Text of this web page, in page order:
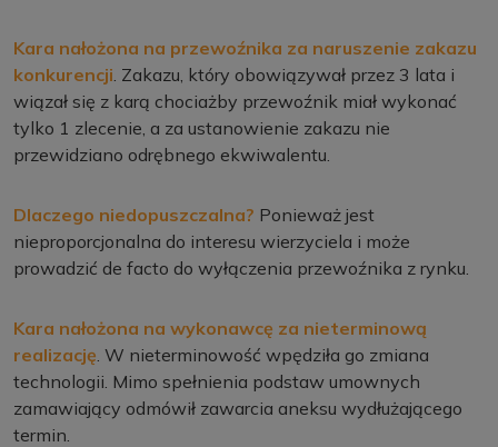
Kara nałożona na przewoźnika za naruszenie zakazu
konkurencji. Zakazu, który obowiązywał przez 3 lata i
wiązał się z karą chociażby przewoźnik miał wykonać
tylko 1 zlecenie, a za ustanowienie zakazu nie
przewidziano odrębnego ekwiwalentu.
Dlaczego niedopuszczalna? Ponieważ jest
nieproporcjonalna do interesu wierzyciela i może
prowadzić de facto do wyłączenia przewoźnika z rynku.
Kara nałożona na wykonawcę za nieterminową
realizację. W nieterminowość wpędziła go zmiana
technologii. Mimo spełnienia podstaw umownych
zamawiający odmówił zawarcia aneksu wydłużającego
termin.